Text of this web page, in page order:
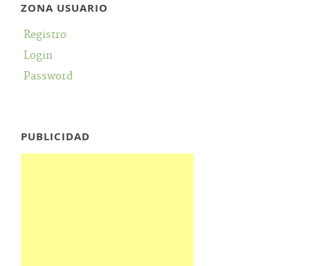
ZONA USUARIO
Registro
Login
Password
PUBLICIDAD